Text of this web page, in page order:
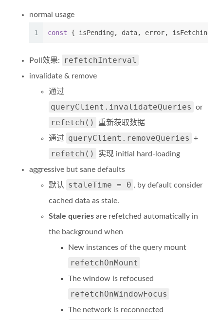
normal usage
1 const { isPending, data, error,
Poll效果: refetchInterval
invalidate & remove
通过
queryClient.invalidateQueries or
refetch()
重新获取数据
通过
queryClient.removeQueries +
refetch()
实现 initial hard-loading
aggressive but sane defaults
默认
staleTime = 0 , by default consider
cached data as stale.
Stale queries are refetched automatically in
the background when
New instances of the query mount
refetchOnMount
The window is refocused
refetchOnWindowFocus
The network is reconnected